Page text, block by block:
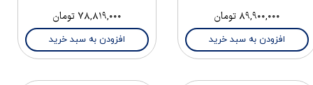
۸۹,۹۰۰,۰۰۰ تومان
افزودن به سبد خرید
۷۸,۸۱۹,۰۰۰ تومان
افزودن به سبد خرید